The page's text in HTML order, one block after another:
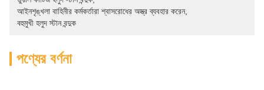
আইনশৃঙ্খলা বাহিনীর কর্মকর্তারা শ্বাসরোধের অস্ত্র ব্যবহার করেন,
বহুমুখী হলুদ স্টান বন্দুক
পণ্যের বর্ণনা